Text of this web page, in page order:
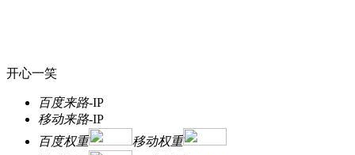
开心一笑
百度来路-IP
移动来路-IP
百度权重
移动权重